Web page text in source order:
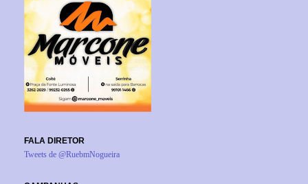
FALA DIRETOR
Tweets de @RuebmNogueira